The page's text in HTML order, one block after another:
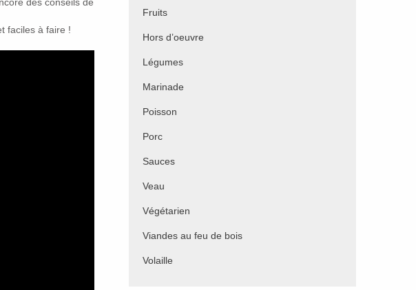
faciles à faire !
Fruits
Hors d’oeuvre
Légumes
Marinade
Poisson
Porc
Sauces
Veau
Végétarien
Viandes au feu de bois
Volaille